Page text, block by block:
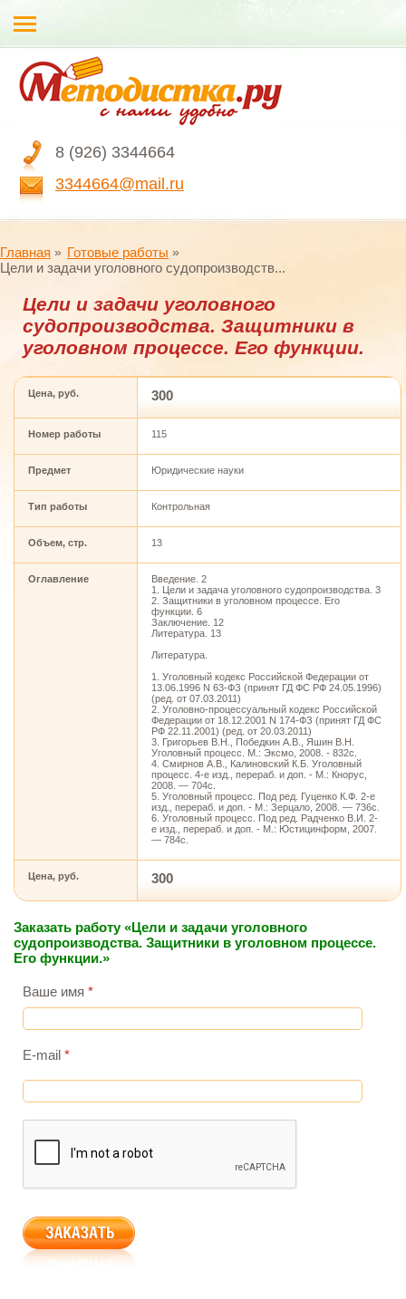
8 (926) 3344664
3344664@mail.ru
Главная
Готовые работы
Цели и задачи уголовного судопроизводств...
Цели и задачи уголовного
судопроизводства. Защитники в
уголовном процессе. Его функции.
Цена, руб. 300
Номер работы 115
Предмет Юридические науки
Тип работы Контрольная
Объем, стр. 13
Оглавление
Введение. 2
1. Цели и задача уголовного судопроизводства. 3
2. Защитники в уголовном процессе. Его
функции. 6
Заключение. 12
Литература. 13
Литература.
1. Уголовный кодекс Российской Федерации от
13.06.1996 N 63-ФЗ (принят ГД ФС РФ 24.05.1996)
(ред. от 07.03.2011)
2. Уголовно-процессуальный кодекс Российской
Федерации от 18.12.2001 N 174-ФЗ (принят ГД ФС
РФ 22.11.2001) (ред. от 20.03.2011)
3. Григорьев В.Н., Победкин А.В., Яшин В.Н.
Уголовный процесс. М.: Эксмо, 2008. - 832с.
4. Смирнов А.В., Калиновский К.Б. Уголовный
процесс. 4-е изд., перераб. и доп. - М.: Кнорус,
2008. — 704с.
5. Уголовный процесс. Под ред. Гуценко К.Ф. 2-е
изд., перераб. и доп. - М.: Зерцало, 2008. — 736с.
6. Уголовный процесс. Под ред. Радченко В.И. 2-
е изд., перераб. и доп. - М.: Юстицинформ, 2007.
— 784с.
Цена, руб. 300
Заказать работу «Цели и задачи уголовного
судопроизводства. Защитники в уголовном процессе.
Его функции.»
Ваше имя *
E-mail *